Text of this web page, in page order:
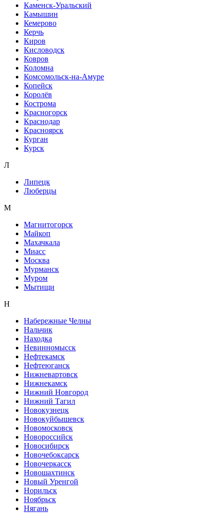
Каменск-Уральский
Камышин
Кемерово
Керчь
Киров
Кисловодск
Ковров
Коломна
Комсомольск-на-Амуре
Копейск
Королёв
Кострома
Красногорск
Краснодар
Красноярск
Курган
Курск
Л
Липецк
Люберцы
М
Магнитогорск
Майкоп
Махачкала
Миасс
Москва
Мурманск
Муром
Мытищи
Н
Набережные Челны
Нальчик
Находка
Невинномысск
Нефтекамск
Нефтеюганск
Нижневартовск
Нижнекамск
Нижний Новгород
Нижний Тагил
Новокузнецк
Новокуйбышевск
Новомосковск
Новороссийск
Новосибирск
Новочебоксарск
Новочеркасск
Новошахтинск
Новый Уренгой
Норильск
Ноябрьск
Нягань